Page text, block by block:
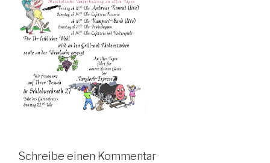
Schreibe einen Kommentar